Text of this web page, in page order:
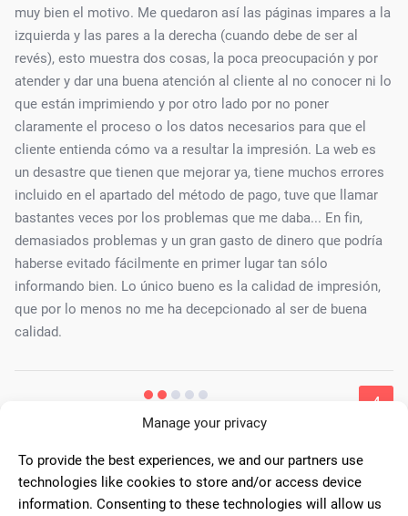
Manage your privacy
To provide the best experiences, we and our partners use
technologies like cookies to store and/or access device
information. Consenting to these technologies will allow us
muy bien el motivo. Me quedaron así las páginas impares a la
izquierda y las pares a la derecha (cuando debe de ser al
revés), esto muestra dos cosas, la poca preocupación y por
atender y dar una buena atención al cliente al no conocer ni lo
que están imprimiendo y por otro lado por no poner
claramente el proceso o los datos necesarios para que el
cliente entienda cómo va a resultar la impresión. La web es
un desastre que tienen que mejorar ya, tiene muchos errores
incluido en el apartado del método de pago, tuve que llamar
bastantes veces por los problemas que me daba... En fin,
demasiados problemas y un gran gasto de dinero que podría
haberse evitado fácilmente en primer lugar tan sólo
informando bien. Lo único bueno es la calidad de impresión,
que por lo menos no me ha decepcionado al ser de buena
calidad.
FREEDOM
&COLOR
4
Hemos pedido unas etiquetas que
silicona, no se avisa en web de que haya
esta posibilidad a la hora de comprar. De